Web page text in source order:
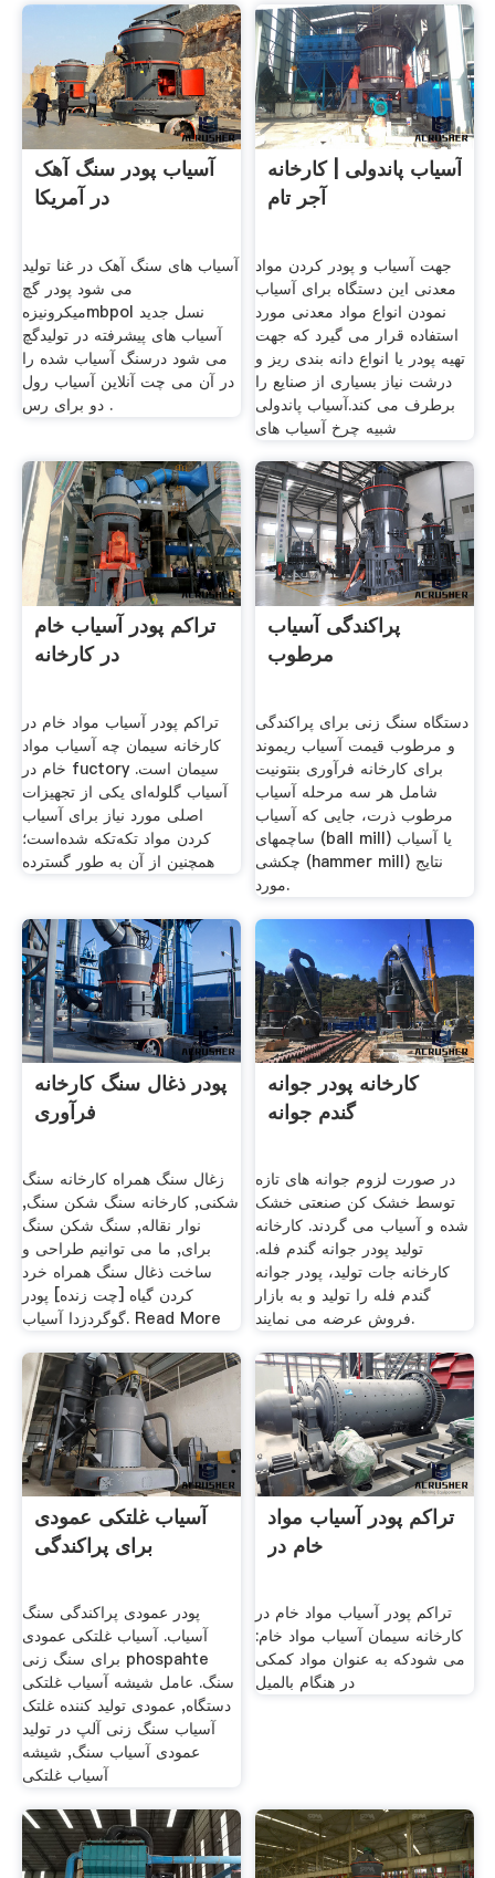
آسیاب پودر سنگ آهک
در آمریکا
آسیاب های سنگ آهک در غنا تولید
می شود پودر گچ
میکرونیزهmbpol نسل جدید
آسیاب های پیشرفته در تولیدگچ
می شود درسنگ آسیاب شده را
در آن می چت آنلاین آسیاب رول
دو برای رس .
آسیاب پاندولی | کارخانه
آجر تام
جهت آسیاب و پودر کردن مواد
معدنی این دستگاه برای آسیاب
نمودن انواع مواد معدنی مورد
استفاده قرار می گیرد که جهت
تهیه پودر یا انواع دانه بندی ریز و
درشت نیاز بسیاری از صنایع را
برطرف می کند.آسیاب پاندولی
شبیه چرخ آسیاب های
تراکم پودر آسیاب خام
در کارخانه
تراکم پودر آسیاب مواد خام در
کارخانه سیمان چه آسیاب مواد
خام در fuctory سیمان است.
آسیاب گلوله‌ای یکی از تجهیزات
اصلی مورد نیاز برای آسیاب
کردن مواد تکه‌تکه شده‌است؛
همچنین از آن به طور گسترده
پراکندگی آسیاب
مرطوب
دستگاه سنگ زنی برای پراکندگی
و مرطوب قیمت آسیاب ریموند
برای کارخانه فرآوری بنتونیت
شامل هر سه مرحله آسیاب
مرطوب ذرت، جایی که آسیاب
ساچمهای (ball mill) یا آسیاب
چکشی (hammer mill) نتایج
مورد.
پودر ذغال سنگ کارخانه
فرآوری
زغال سنگ همراه کارخانه سنگ
شکنی, کارخانه سنگ شکن سنگ,
نوار نقاله, سنگ شکن سنگ
برای, ما می توانیم طراحی و
ساخت ذغال سنگ همراه خرد
کردن گیاه [چت زنده] پودر
گوگردزدا آسیاب. Read More
کارخانه پودر جوانه
گندم جوانه
در صورت لزوم جوانه های تازه
توسط خشک کن صنعتی خشک
شده و آسیاب می گردند. کارخانه
تولید پودر جوانه گندم فله.
کارخانه جات تولید، پودر جوانه
گندم فله را تولید و به بازار
فروش عرضه می نمایند.
آسیاب غلتکی عمودی
برای پراکندگی
پودر عمودی پراکندگی سنگ
آسیاب. آسیاب غلتکی عمودی
برای سنگ زنی phospahte
سنگ. عامل شیشه آسیاب غلتکی
دستگاه, عمودی تولید کننده غلتک
آسیاب سنگ زنی آلپ در تولید
عمودی آسیاب سنگ, شیشه
آسیاب غلتکی
تراکم پودر آسیاب مواد
خام در
تراکم پودر آسیاب مواد خام در
کارخانه سیمان آسیاب مواد خام:
می شودکه به عنوان مواد کمکی
در هنگام بالمیل